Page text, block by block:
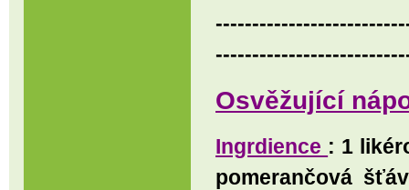
Osvěžující
Ingrdience : 1
pomerančová